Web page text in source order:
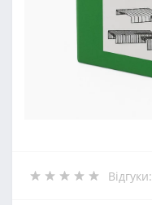
Відгуки: